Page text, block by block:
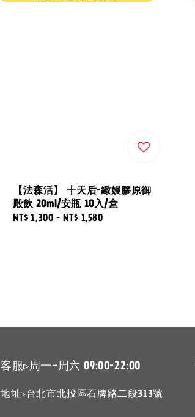
【法森活】 十天后-緻嫚膠原御
殿飲 20ml/安瓶 10入/盒
Regular
NT$ 1,300 -NT$ 1,580
客服▹周一~周六 09:00-22:00
地址▹台北市北投區石牌路二段313號